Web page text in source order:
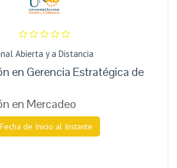
Abierta y a Distancia
en Gerencia Estratégica de
en Mercadeo
de Inicio al Instante